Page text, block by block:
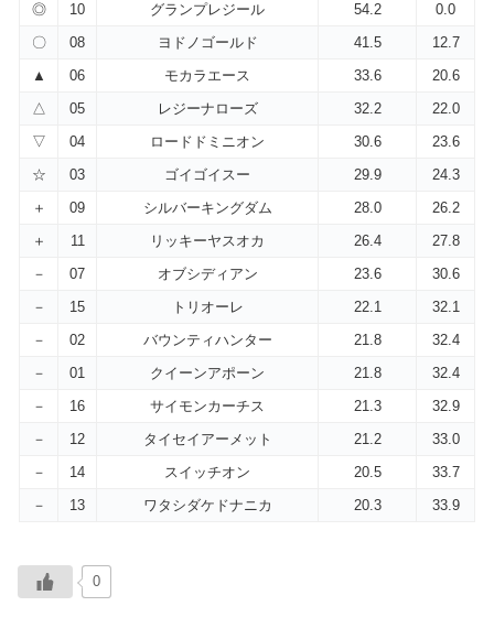
◎ 10 グランプレジール 54.2
0.0
〇
08 ヨドノゴールド 41.5
12.7
▲
06 モカラエース 33.6
20.6
△
05 レジーナローズ 32.2
22.0
▽
04 ロードドミニオン 30.6
23.6
☆
03 ゴイゴイスー 29.9
24.3
＋
09 シルバーキングダム 28.0
26.2
＋
11 リッキーヤスオカ 26.4
27.8
－
07 オブシディアン 23.6
30.6
－
15 トリオーレ 22.1
32.1
－
02 バウンティハンター 21.8
32.4
－
01 クイーンアポーン 21.8
32.4
－
16 サイモンカーチス 21.3
32.9
－
12 タイセイアーメット 21.2
33.0
－
14 スイッチオン 20.5
33.7
－
13 ワタシダケドナニカ 20.3 33.9
0